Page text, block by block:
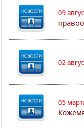
09
02
05